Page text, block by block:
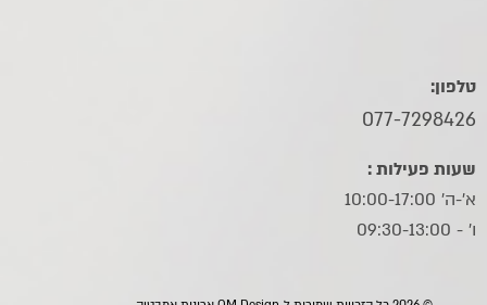
טלפון:
077-7298426
שעות פעילות :
א'-ה' 10:00-17:00
ו׳ - 09:30-13:00